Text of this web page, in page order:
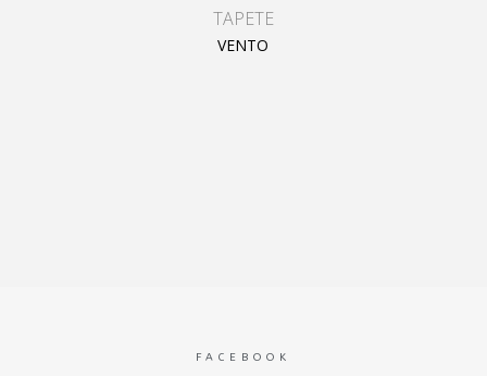
TAPETE
VENTO
FACEBOOK